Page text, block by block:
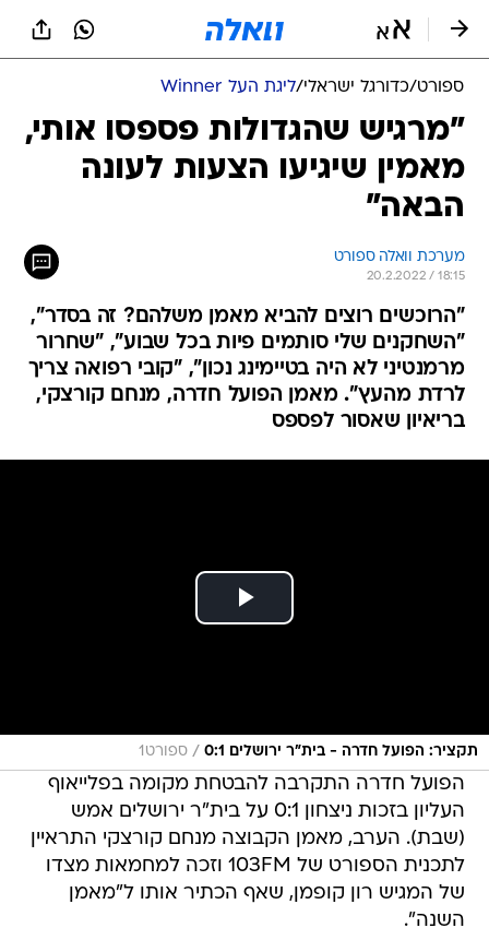
ספורט/כדורגל ישראלי/ליגת העל Winner
"מרגיש שהגדולות פספסו אותי,
מאמין שיגיעו הצעות לעונה
הבאה"
מערכת וואלה ספורט
20.2.2022 / 18:15
"הרוכשים רוצים להביא מאמן משלהם? זה בסדר",
"השחקנים שלי סותמים פיות בכל שבוע", "שחרור
מרמנטיני לא היה בטיימינג נכון", "קובי רפואה צריך
לרדת מהעץ". מאמן הפועל חדרה, מנחם קורצקי,
בריאיון שאסור לפספס
תקציר: הפועל חדרה - בית"ר ירושלים 0:1 / ספורט1
הפועל חדרה התקרבה להבטחת מקומה בפלייאוף
העליון בזכות ניצחון 0:1 על בית"ר ירושלים אמש
(שבת). הערב, מאמן הקבוצה מנחם קורצקי התראיין
לתכנית הספורט של 103FM וזכה למחמאות מצדו
של המגיש רון קופמן, שאף הכתיר אותו ל"מאמן
השנה".